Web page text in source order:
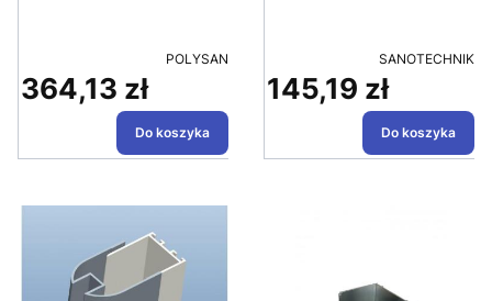
PRODUCENT
POLYSAN
Cena
364,13 zł
Do koszyka
PRODUCENT
SANOTECHNIK
Cena
145,19 zł
Do koszyka